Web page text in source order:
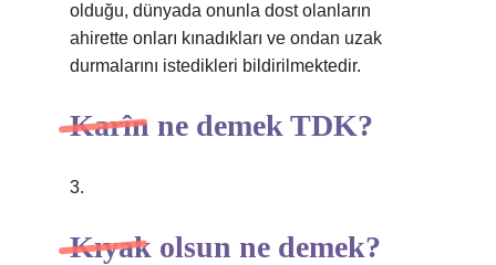
olduğu, dünyada onunla dost olanların
ahirette onları kınadıkları ve ondan uzak
durmalarını istedikleri bildirilmektedir.
Karîn ne demek TDK?
3.
Kıyak olsun ne demek?